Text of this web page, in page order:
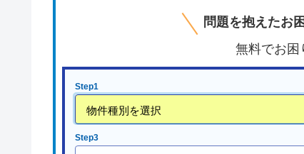
問題を抱えたお
無料でお困
Step1
Step3